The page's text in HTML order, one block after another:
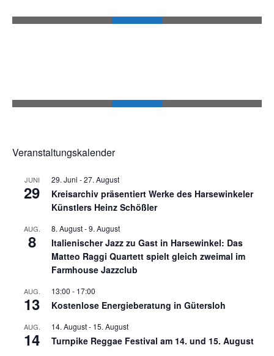
Veranstaltungskalender
JUNI
29
29. Juni -27. August
Kreisarchiv präsentiert Werke des Harsewinkeler
Künstlers Heinz Schößler
AUG.
8
8. August-9. August
Italienischer Jazz zu Gast in Harsewinkel: Das
Matteo Raggi Quartett spielt gleich zweimal im
Farmhouse Jazzclub
AUG.
13
13:00 - 17:00
Kostenlose Energieberatung in Gütersloh
AUG.
14
14. August- 15. August
Turnpike Reggae Festival am 14. und 15. August